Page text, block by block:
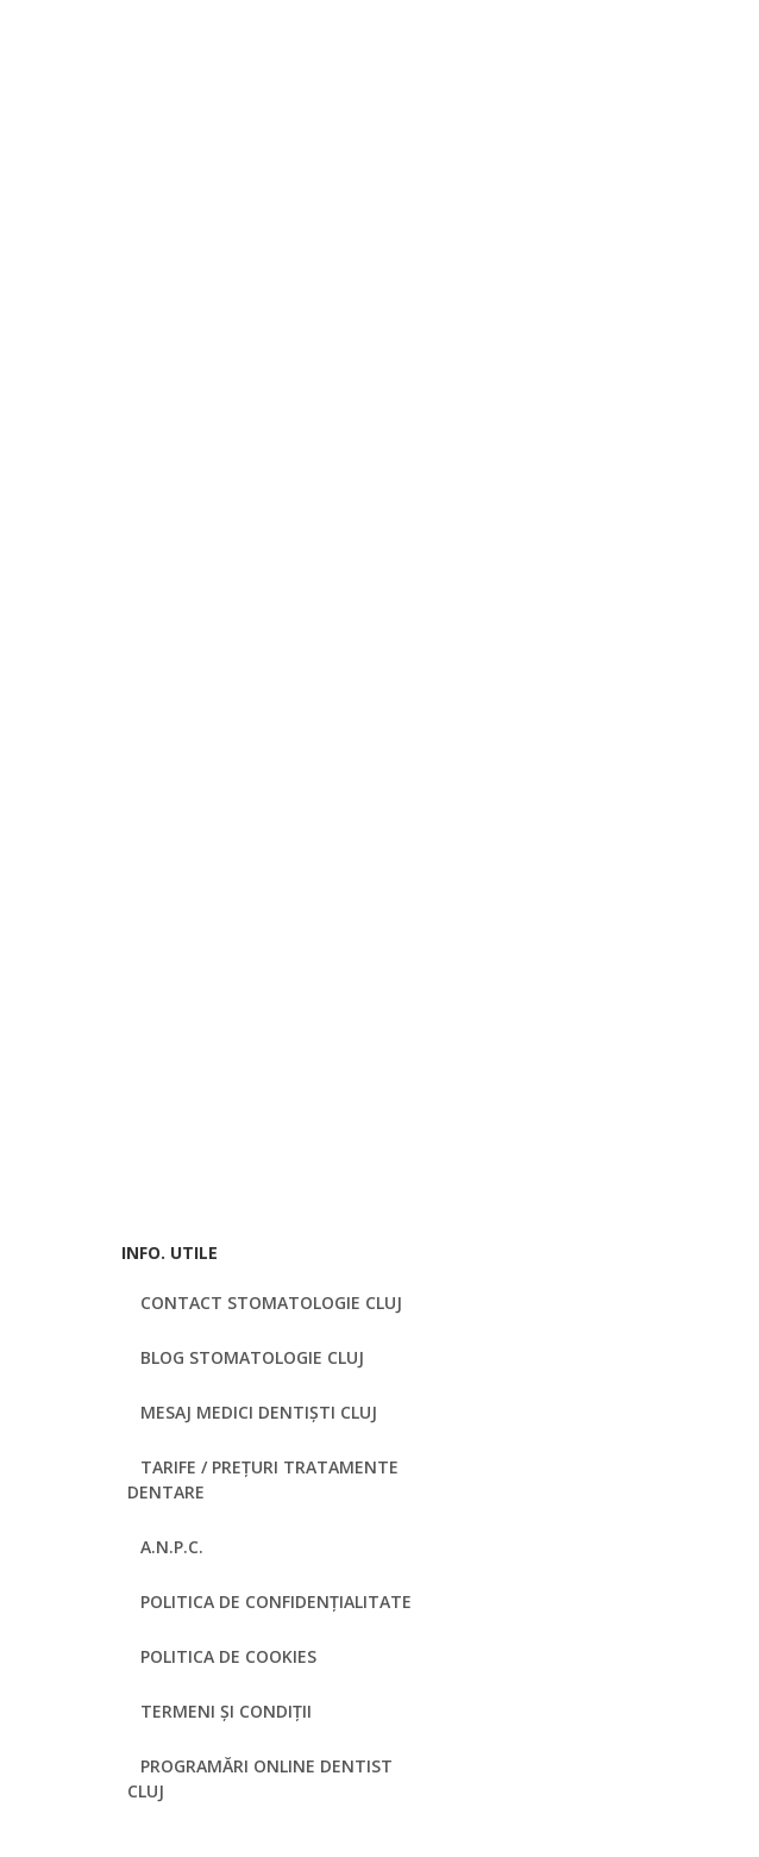
INFO. UTILE
CONTACT STOMATOLOGIE CLUJ
BLOG STOMATOLOGIE CLUJ
MESAJ MEDICI DENTIȘTI CLUJ
TARIFE / PREȚURI TRATAMENTE
DENTARE
A.N.P.C.
POLITICA DE CONFIDENȚIALITATE
POLITICA DE COOKIES
TERMENI ȘI CONDIȚII
PROGRAMĂRI ONLINE DENTIST
CLUJ